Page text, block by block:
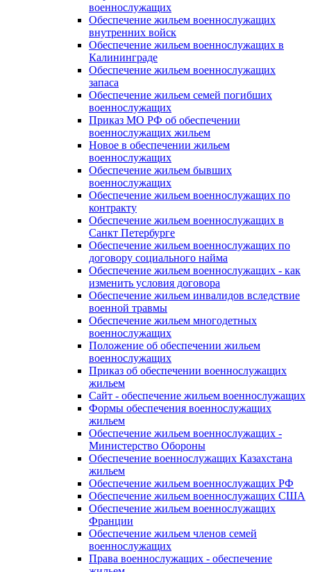
военнослужащих
Обеспечение жильем военнослужащих
внутренних войск
Обеспечение жильем военнослужащих в
Калининграде
Обеспечение жильем военнослужащих
запаса
Обеспечение жильем семей погибших
военнослужащих
Приказ МО РФ об обеспечении
военнослужащих жильем
Новое в обеспечении жильем
военнослужащих
Обеспечение жильем бывших
военнослужащих
Обеспечение жильем военнослужащих по
контракту
Обеспечение жильем военнослужащих в
Санкт Петербурге
Обеспечение жильем военнослужащих по
договору социального найма
Обеспечение жильем военнослужащих - как
изменить условия договора
Обеспечение жильем инвалидов вследствие
военной травмы
Обеспечение жильем многодетных
военнослужащих
Положение об обеспечении жильем
военнослужащих
Приказ об обеспечении военнослужащих
жильем
Сайт - обеспечение жильем военнослужащих
Формы обеспечения военнослужащих
жильем
Обеспечение жильем военнослужащих -
Министерство Обороны
Обеспечение военнослужащих Казахстана
жильем
Обеспечение жильем военнослужащих РФ
Обеспечение жильем военнослужащих США
Обеспечение жильем военнослужащих
Франции
Обеспечение жильем членов семей
военнослужащих
Права военнослужащих - обеспечение